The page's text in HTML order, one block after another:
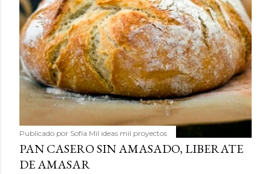
Publicado por Sofía Mil ideas mil proyectos
PAN CASERO SIN AMASADO, LIBERATE
DE AMASAR